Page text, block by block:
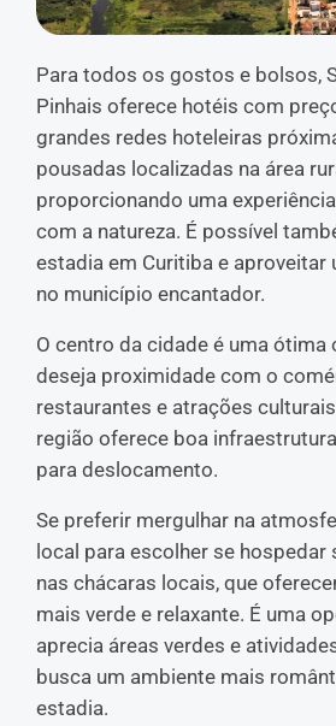
Para todos os gostos e bolsos,
Pinhais oferece hotéis com
grandes redes hoteleiras
pousadas localizadas na área
proporcionando uma
com a natureza. É possível
estadia em Curitiba e aproveitar
no município encantador.
O centro da cidade é uma ótima
deseja proximidade com o
restaurantes e atrações
região oferece boa
para deslocamento.
Se preferir mergulhar na
local para escolher se hospedar
nas chácaras locais, que
mais verde e relaxante. É uma
aprecia áreas verdes e
busca um ambiente mais
estadia.